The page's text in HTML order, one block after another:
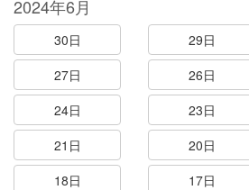
2024年6月
30日 29日
27日
26日
24日
23日
21日
20日
18日
17日